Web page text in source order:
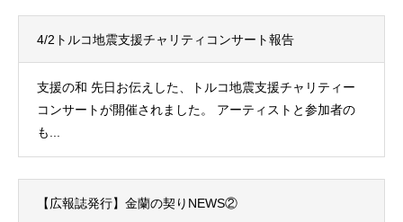
4/2トルコ地震支援チャリティコンサート報告
支援の和 先日お伝えした、トルコ地震支援チャリティー
コンサートが開催されました。 アーティストと参加者の
も...
【広報誌発行】金蘭の契りNEWS②